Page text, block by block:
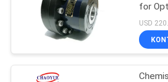
VERBINDUNG
Keiln-
for